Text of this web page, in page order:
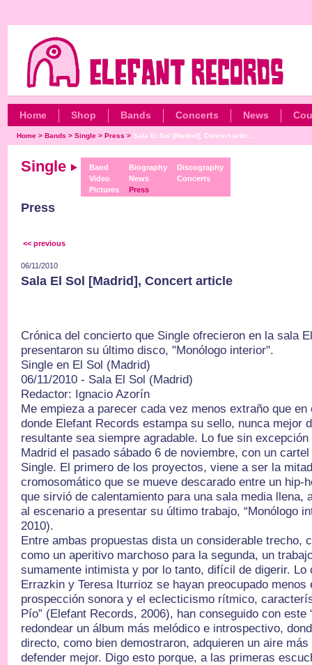
Home Shop Bands Concerts News
Home> Bands > Single> Press > Sala El Sol [Madrid], Concert artic...
Single
Band
Video
Pictures
Biography
News
Press
Discography
Concerts
Press
<< previous
06/11/2010
Sala El Sol [Madrid], Concert article
Crónica del concierto que Single ofrecieron en la sala
presentaron su último disco, "Monólogo interior".
Single en El Sol (Madrid)
06/11/2010 - Sala El Sol (Madrid)
Redactor: Ignacio Azorín
Me empieza a parecer cada vez menos extraño que
donde Elefant Records estampa su sello, nunca mejor
resultante sea siempre agradable. Lo fue sin
Madrid el pasado sábado 6 de noviembre, con un
Single. El primero de los proyectos, viene a ser la
cromosomático que se mueve descarado entre un hip-
que sirvió de calentamiento para una sala media llena,
al escenario a presentar su último trabajo, “Monólogo
2010).
Entre ambas propuestas dista un considerable trecho,
como un aperitivo marchoso para la segunda, un
sumamente intimista y por lo tanto, difícil de digerir. Lo
Errazkin y Teresa Iturrioz se hayan preocupado menos
prospección sonora y el eclecticismo rítmico,
Pío” (Elefant Records, 2006), han conseguido con este
redondear un álbum más melódico e introspectivo,
directo, como bien demostraron, adquieren un aire
defender mejor. Digo esto porque, a las primeras